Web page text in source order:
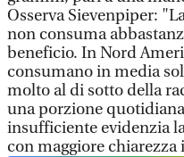
Osserva Sievenpiper:
non consuma
beneficio. In Nord
consumano in media
molto al di sotto della
una porzione
insufficiente evidenzia
con maggiore